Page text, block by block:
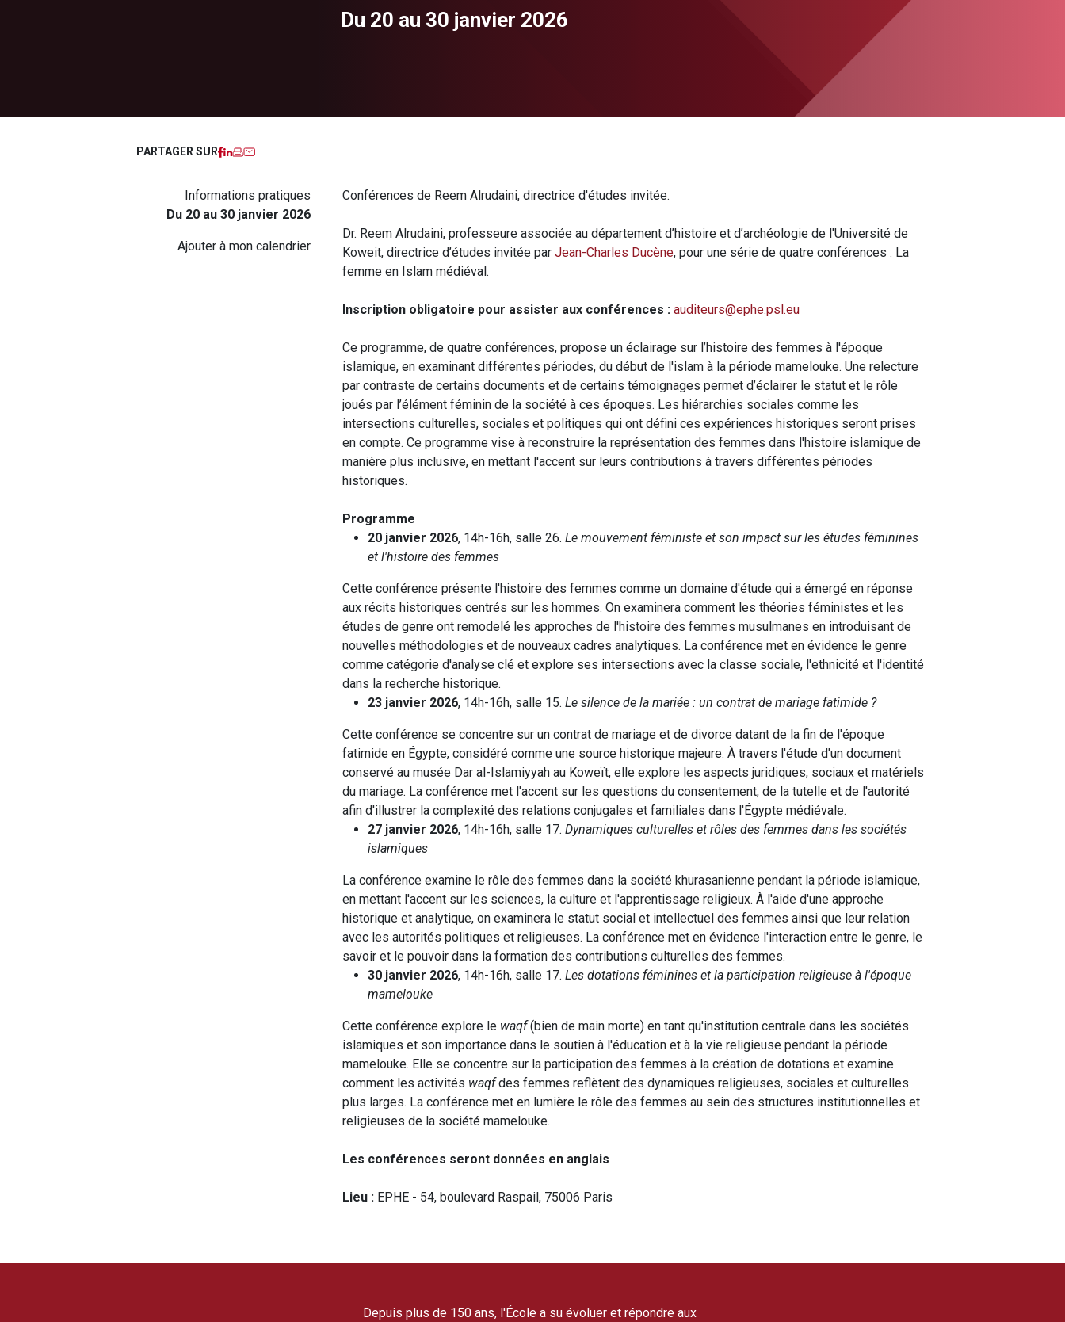
Du 20 au 30 janvier 2026
PARTAGER SUR Facebook
LinkedIn
Imprimer
Informations pratiques
Du 20 au 30 janvier 2026
Ajouter à mon calendrier
Conférences de Reem Alrudaini, directrice d'études invitée.
Dr. Reem Alrudaini, professeure associée au département d’histoire et d’archéologie de l'Université de
Koweit, directrice d’études invitée par Jean-Charles Ducène, pour une série de quatre conférences : La
femme en Islam médiéval.
Inscription obligatoire pour assister aux conférences : auditeurs@ephe.psl.eu
Ce programme, de quatre conférences, propose un éclairage sur l’histoire des femmes à l'époque
islamique, en examinant différentes périodes, du début de l'islam à la période mamelouke. Une relecture
par contraste de certains documents et de certains témoignages permet d’éclairer le statut et le rôle
joués par l’élément féminin de la société à ces époques. Les hiérarchies sociales comme les
intersections culturelles, sociales et politiques qui ont défini ces expériences historiques seront prises
en compte. Ce programme vise à reconstruire la représentation des femmes dans l'histoire islamique de
manière plus inclusive, en mettant l'accent sur leurs contributions à travers différentes périodes
historiques.
Programme
20 janvier 2026, 14h-16h, salle 26. Le mouvement féministe et son impact sur les études féminines
et l'histoire des femmes
Cette conférence présente l'histoire des femmes comme un domaine d'étude qui a émergé en réponse
aux récits historiques centrés sur les hommes. On examinera comment les théories féministes et les
études de genre ont remodelé les approches de l'histoire des femmes musulmanes en introduisant de
nouvelles méthodologies et de nouveaux cadres analytiques. La conférence met en évidence le genre
comme catégorie d'analyse clé et explore ses intersections avec la classe sociale, l'ethnicité et l'identité
dans la recherche historique.
23 janvier 2026, 14h-16h, salle 15. Le silence de la mariée : un contrat de mariage fatimide ?
Cette conférence se concentre sur un contrat de mariage et de divorce datant de la fin de l'époque
fatimide en Égypte, considéré comme une source historique majeure. À travers l'étude d'un document
conservé au musée Dar al-Islamiyyah au Koweït, elle explore les aspects juridiques, sociaux et matériels
du mariage. La conférence met l'accent sur les questions du consentement, de la tutelle et de l'autorité
afin d'illustrer la complexité des relations conjugales et familiales dans l'Égypte médiévale.
27 janvier 2026, 14h-16h, salle 17. Dynamiques culturelles et rôles des femmes dans les sociétés
islamiques
La conférence examine le rôle des femmes dans la société khurasanienne pendant la période islamique,
en mettant l'accent sur les sciences, la culture et l'apprentissage religieux. À l'aide d'une approche
historique et analytique, on examinera le statut social et intellectuel des femmes ainsi que leur relation
avec les autorités politiques et religieuses. La conférence met en évidence l'interaction entre le genre, le
savoir et le pouvoir dans la formation des contributions culturelles des femmes.
30 janvier 2026, 14h-16h, salle 17. Les dotations féminines et la participation religieuse à l'époque
mamelouke
Cette conférence explore le waqf(bien de main morte) en tant qu'institution centrale dans les sociétés
islamiques et son importance dans le soutien à l'éducation et à la vie religieuse pendant la période
mamelouke. Elle se concentre sur la participation des femmes à la création de dotations et examine
comment les activités waqfdes femmes reflètent des dynamiques religieuses, sociales et culturelles
plus larges. La conférence met en lumière le rôle des femmes au sein des structures institutionnelles et
religieuses de la société mamelouke.
Les conférences seront données en anglais
Lieu : EPHE - 54, boulevard Raspail, 75006 Paris
Depuis plus de 150 ans, l'École a su évoluer et répondre aux